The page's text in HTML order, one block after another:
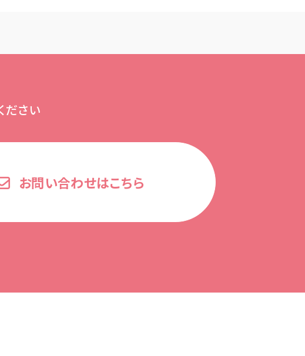
ださい
お問い合わせはこちら